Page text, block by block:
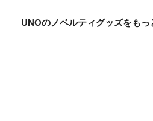
UNOのノベルティグッズをもっ